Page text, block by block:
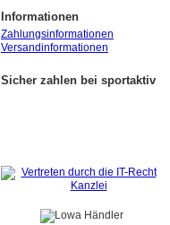
Informationen
Zahlungsinformationen
Versandinformationen
Sicher zahlen bei sportaktiv